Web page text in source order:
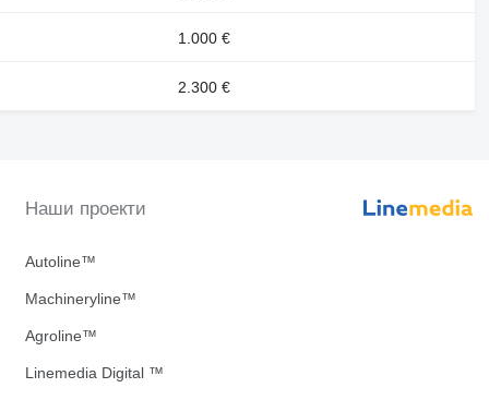
1.000 €
2.300 €
Наши проекти
Autoline™
Machineryline™
Agroline™
Linemedia Digital ™